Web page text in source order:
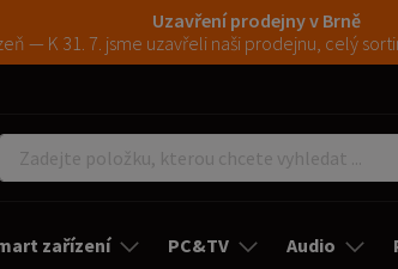
Uzavření prodejny v Brně
— K 31. 7. jsme uzavřeli naši prodejnu, celý
zařízení PC&TV Audio